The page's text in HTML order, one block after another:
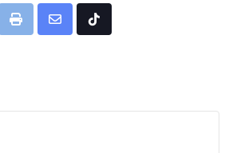
Print
Share
Tiktok